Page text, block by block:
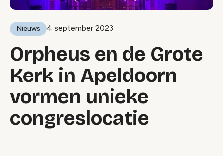
Nieuws 4 september 2023
Orpheus en de Grote
Kerk in Apeldoorn
vormen unieke
congreslocatie